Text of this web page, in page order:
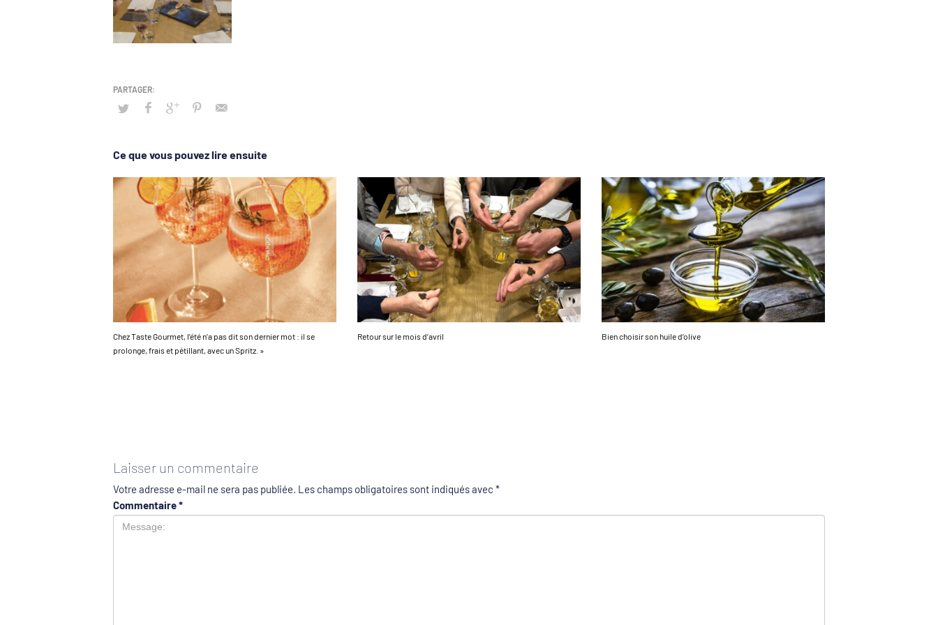
Ce que vous pouvez lire ensuite
Chez Taste Gourmet, l’été n’a pas dit son dernier mot : il se
prolonge, frais et pétillant, avec un Spritz. »
Retour sur le mois d’avril Bien choisir son huile d’olive
Laisser un commentaire
Votre adresse e-mail ne sera pas publiée. Les champs obligatoires sont indiqués avec *
Commentaire*